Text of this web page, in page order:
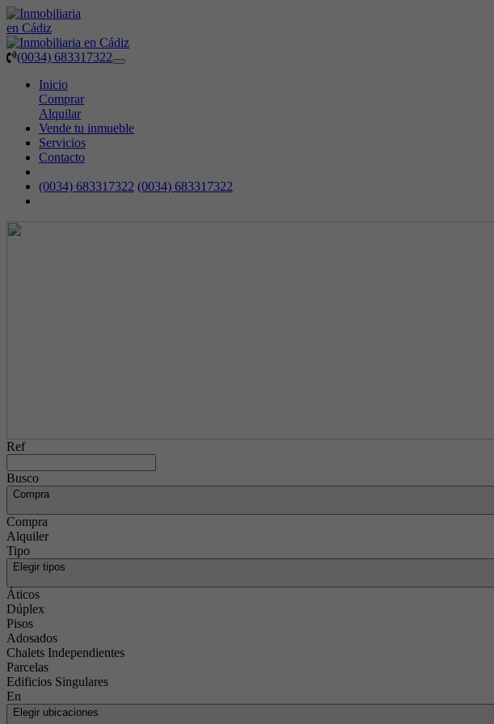
(0034) 683317322
Toggle
Inicio
Comprar
Alquilar
Vende tu inmueble
Servicios
Contacto
(0034) 683317322 (0034) 683317322
Ref
Busco
Compra
Compra
Alquiler
Tipo
Elegir tipos
Áticos
Dúplex
Pisos
Adosados
Chalets Independientes
Parcelas
Edificios Singulares
En
Elegir ubicaciones